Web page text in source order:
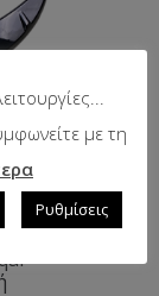
με τη
Ρυθμίσεις